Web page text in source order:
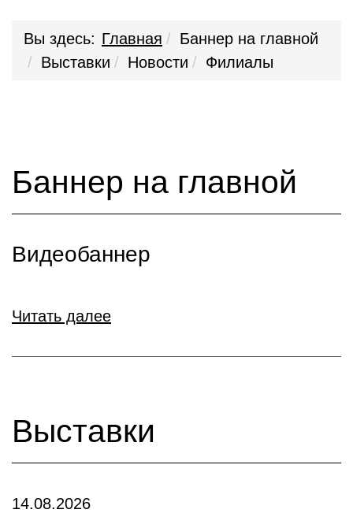
Вы здесь: Главная
Баннер на главной
Выставки
Новости Филиалы
Баннер на главной
Видеобаннер
Читать далее
Выставки
14.08.2026